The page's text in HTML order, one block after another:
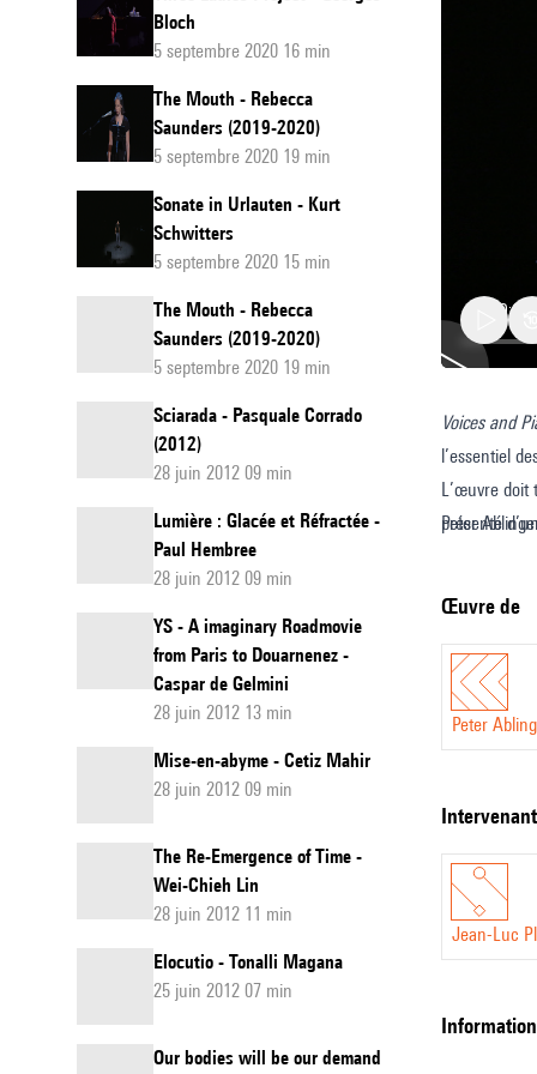
Bloch
5 septembre 2020 16 min
The Mouth - Rebecca
Saunders (2019-2020)
5 septembre 2020 19 min
Sonate in Urlauten - Kurt
Schwitters
5 septembre 2020 15 min
The Mouth - Rebecca
Saunders (2019-2020)
5 septembre 2020 19 min
Sciarada - Pasquale Corrado
(2012)
28 juin 2012 09 min
Lumière : Glacée et Réfractée -
Paul Hembree
28 juin 2012 09 min
YS - A imaginary Roadmovie
from Paris to Douarnenez -
Caspar de Gelmini
28 juin 2012 13 min
Mise-en-abyme - Cetiz Mahir
28 juin 2012 09 min
The Re-Emergence of Time -
Wei-Chieh Lin
28 juin 2012 11 min
Elocutio - Tonalli Magana
25 juin 2012 07 min
Our bodies will be our demand
Voices
and
piano
Voices and
l’essentiel
L’œuvre doit
présenté
On peut
la partie de
analyse de la
La musique
Peter
Œuvre de
Peter
Jean-Luc